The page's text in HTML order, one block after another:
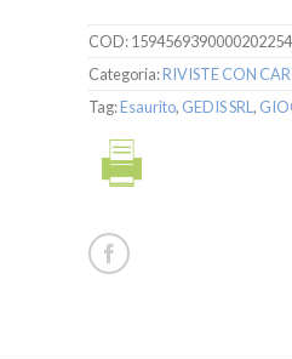
COD:
Categoria:RIVISTE CON
Tag:Esaurito, GEDIS SRL ,